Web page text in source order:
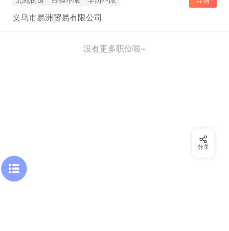
义乌市易洲贸易有限公司
没有更多职位啦~
分享